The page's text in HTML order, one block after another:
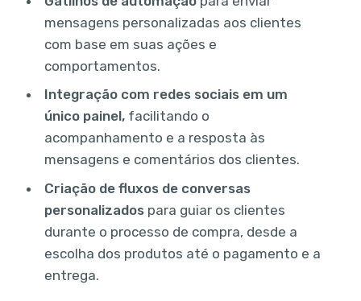
mensagens personalizadas aos clientes
com base em suas ações e
comportamentos.
Integração com redes sociais em um
único painel, facilitando o
acompanhamento e a resposta às
mensagens e comentários dos clientes.
Criação de fluxos de conversas
personalizados para guiar os clientes
durante o processo de compra, desde a
escolha dos produtos até o pagamento e a
entrega.